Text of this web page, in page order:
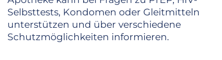
Selbsttests, Kondomen oder Gleitmitteln
unterstützen und über verschiedene
Schutzmöglichkeiten informieren.